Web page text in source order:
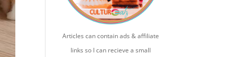
Articles can contain ads & affiliate
links so I can recieve a small